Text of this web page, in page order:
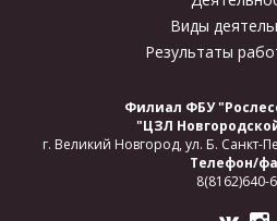
Виды
Результаты
Филиал ФБУ
"ЦЗЛ
г. Великий Новгород, ул. Б. Санкт-
Телефон/
8(8162)640-